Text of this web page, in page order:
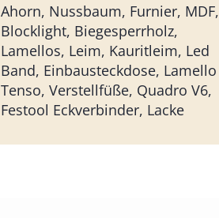
Ahorn, Nussbaum, Furnier, MDF,
Blocklight, Biegesperrholz,
Lamellos, Leim, Kauritleim, Led
Band, Einbausteckdose, Lamello
Tenso, Verstellfüße, Quadro V6,
Festool Eckverbinder, Lacke